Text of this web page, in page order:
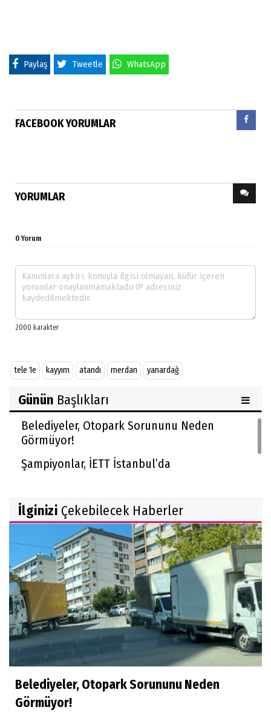
Paylaş Tweetle WhatsApp
FACEBOOK YORUMLAR
YORUMLAR
0 Yorum
tele 1e kayyım atandı merdan yanardağ
Günün Başlıkları
Belediyeler, Otopark Sorununu Neden
Görmüyor!
Şampiyonlar, İETT İstanbul’da
İlginizi Çekebilecek Haberler
Belediyeler, Otopark Sorununu Neden
Görmüyor!